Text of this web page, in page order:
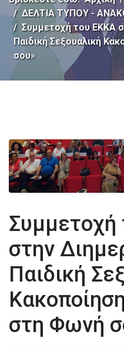
ΔΕΛΤΙΑ ΤΥΠΟΥ -
Συμμετοχή του ΕΚΚΑ
Παιδική Σεξουαλική
σου»
στην
Παιδική
στη Φωνή